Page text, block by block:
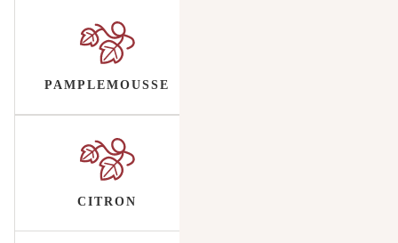
PAMPLEMOUSSE
CITRON